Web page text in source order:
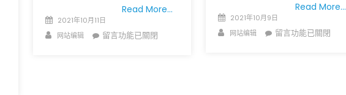
Read More…
Posted
on
2021年10月11日
Author
网站编辑
在
留言功能已關閉
Read More…
Posted
on
2021年10月9日
Author
网站编辑
在
留言功能已關閉